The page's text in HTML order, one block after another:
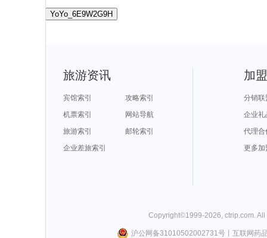
YoYo_6E9W2G9H
旅游资讯
宾馆索引
攻略索引
机票索引
网站导航
旅游索引
邮轮索引
企业差旅索引
加
分销联
企业礼
代理合
更多加
Copyright©1999-2026 ctrip.com .
沪公网备31010502002731号丨 互联网药